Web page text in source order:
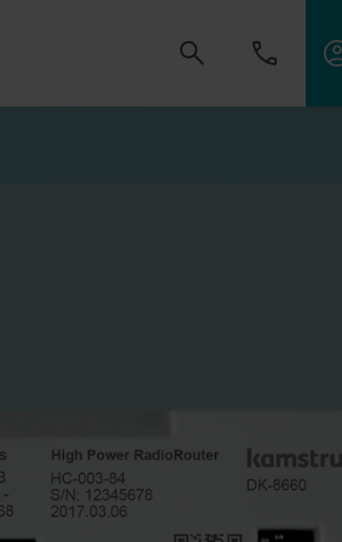
yleishyödyllisiä palveluja, optimoida